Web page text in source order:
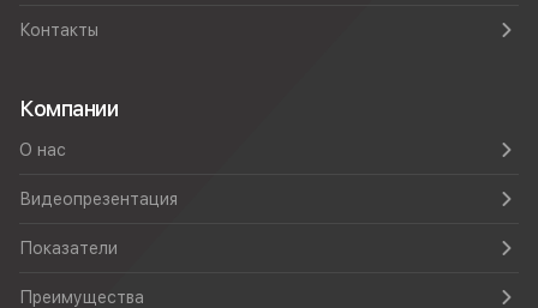
Контакты
Компании
О нас
Видеопрезентация
Показатели
Преимущества